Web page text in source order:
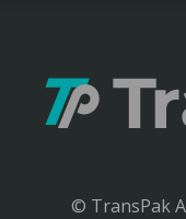
© TransPak